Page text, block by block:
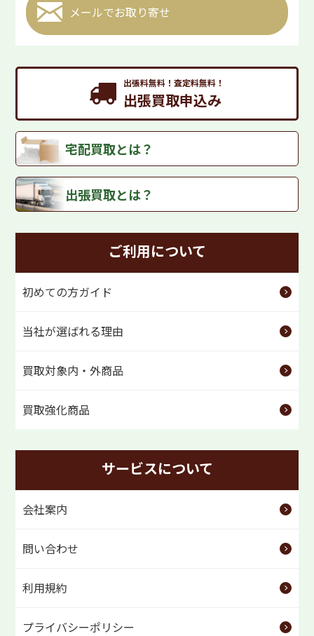
メールでお取り寄せ
出張料無料！査定料無料！
出張買取申込み
宅配買取とは？
出張買取とは？
ご利用について
初めての方ガイド
当社が選ばれる理由
買取対象内・外商品
買取強化商品
サービスについて
会社案内
問い合わせ
利用規約
プライバシーポリシー